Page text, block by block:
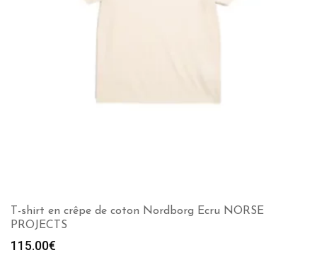
T-shirt en crêpe de coton Nordborg Ecru NORSE
PROJECTS
115.00€